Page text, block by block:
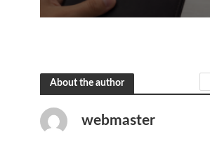
About the author
webmaster